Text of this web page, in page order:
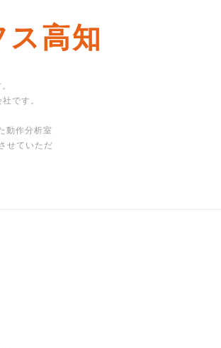
ス高知
です。
動作分析室
せていただ